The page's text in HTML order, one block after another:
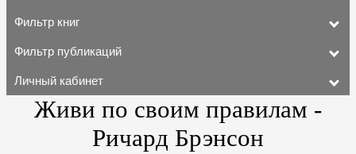
Фильтр книг
Фильтр публикаций
Личный кабинет
Живи по своим правилам -
Ричард Брэнсон